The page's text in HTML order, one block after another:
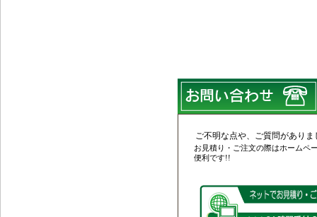
ご不明な点や、ご質問があり
お見積り・ご注文の際はホームペー
便利です!!